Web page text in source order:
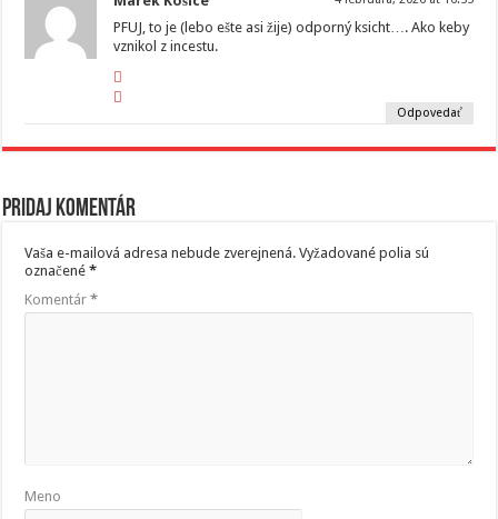
PFUJ, to je (lebo ešte asi žije) odporný ksicht…. Ako keby
vznikol z incestu.
Odpovedať
Pridaj komentár
Vaša e-mailová adresa nebude zverejnená. Vyžadované polia sú
označené*
Komentár*
Meno